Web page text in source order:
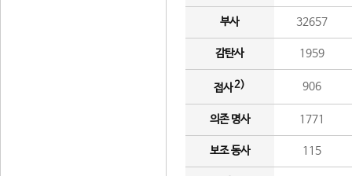
부사 32657
감탄사 1959
접사2) 906
의존 명사 1771
보조 동사 115